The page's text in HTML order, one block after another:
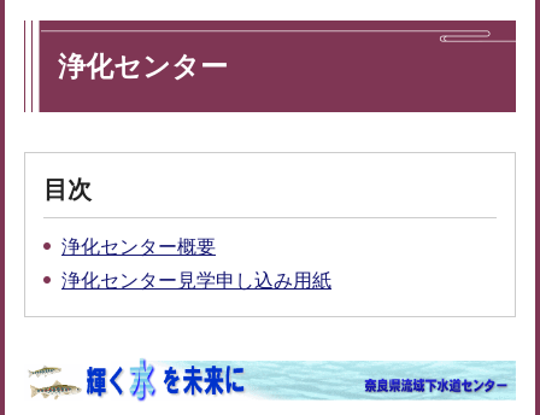
浄化センター
目次
浄化センター概要
浄化センター見学申し込み用紙